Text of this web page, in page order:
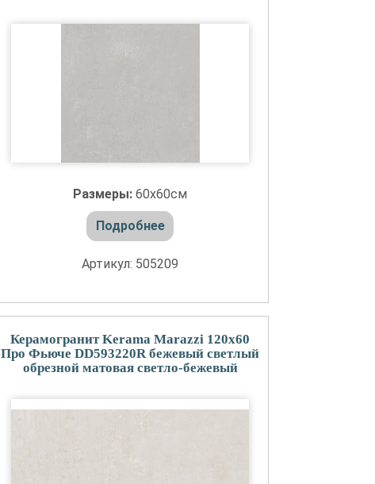
Размеры:60x60см
Подробнее
Артикул: 505209
Керамогранит Kerama Marazzi 120x60
Про Фьюче DD593220R бежевый светлый
обрезной матовая светло-бежевый